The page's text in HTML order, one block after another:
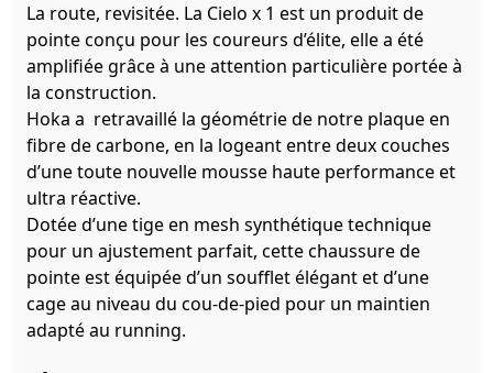
La route, revisitée. La Cielo x 1 est un produit de
pointe conçu pour les coureurs d’élite, elle a été
amplifiée grâce à une attention particulière portée à
la construction.
Hoka a retravaillé la géométrie de notre plaque en
fibre de carbone, en la logeant entre deux couches
d’une toute nouvelle mousse haute performance et
ultra réactive.
Dotée d’une tige en mesh synthétique technique
pour un ajustement parfait, cette chaussure de
pointe est équipée d’un soufflet élégant et d’une
cage au niveau du cou-de-pied pour un maintien
adapté au running.